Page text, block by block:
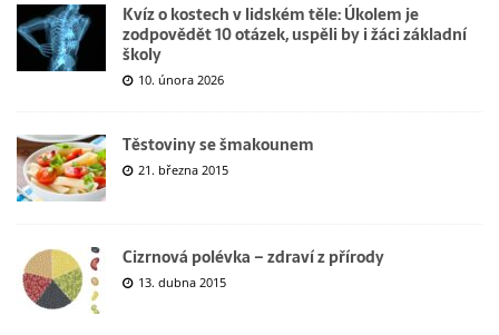
Kvíz o kostech v lidském těle: Úkolem je
zodpovědět 10 otázek, uspěli by i žáci základní
školy
10. února 2026
Těstoviny se šmakounem
21. března 2015
Cizrnová polévka – zdraví z přírody
13. dubna 2015